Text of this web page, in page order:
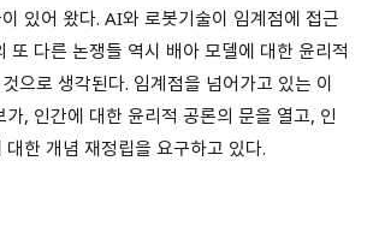
있어 왔다. AI와 로봇기술이 임계점에 접근
또 다른 논쟁들 역시 배아 모델에 대한 윤리적
으로 생각된다. 임계점을 넘어가고 있는 이
, 인간에 대한 윤리적 공론의 문을 열고, 인
한 개념 재정립을 요구하고 있다.